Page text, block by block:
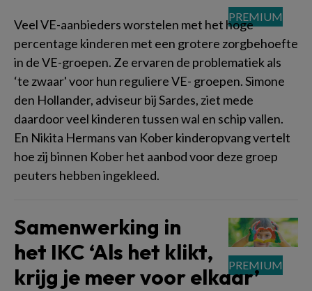
Veel VE-aanbieders worstelen met het hoge
percentage kinderen met een grotere zorgbehoefte
in de VE-groepen. Ze ervaren de problematiek als
‘te zwaar' voor hun reguliere VE- groepen. Simone
den Hollander, adviseur bij Sardes, ziet mede
daardoor veel kinderen tussen wal en schip vallen.
En Nikita Hermans van Kober kinderopvang vertelt
hoe zij binnen Kober het aanbod voor deze groep
peuters hebben ingekleed.
Samenwerking in
het IKC ‘Als het klikt,
krijg je meer voor elkaar’